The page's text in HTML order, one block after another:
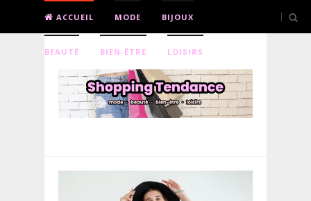
ACCUEIL MODE BIJOUX
BEAUTÉ BIEN-ÊTRE LOISIRS